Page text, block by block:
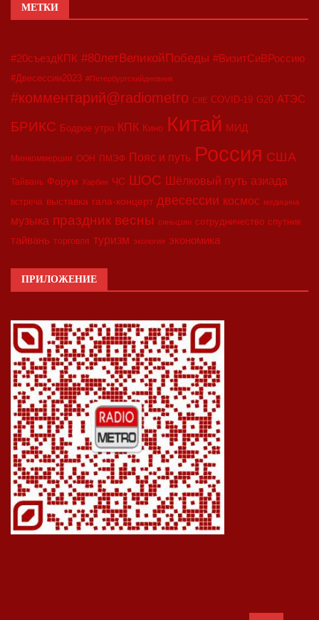
МЕТКИ
#20съездКПК #80летВеликойПобеды #ВизитСиВРоссию
#Двесессии2023 #Петербургскийдневник
#комментарий@radiometro CIIE COVID-19 G20 АТЭС
БРИКС Бодрое утро КПК Кино Китай МИД
Минкоммерции ООН ПМЭФ Пояс и путь Россия США
Тайвань Форум Харбин ЧС ШОС Шёлковый путь азиада
встреча выставка гала-концерт двесессии космос медицина
музыка праздник весны синьцзян сотрудничество спутник
тайвань торговля туризм экология экономика
ПРИЛОЖЕНИЕ